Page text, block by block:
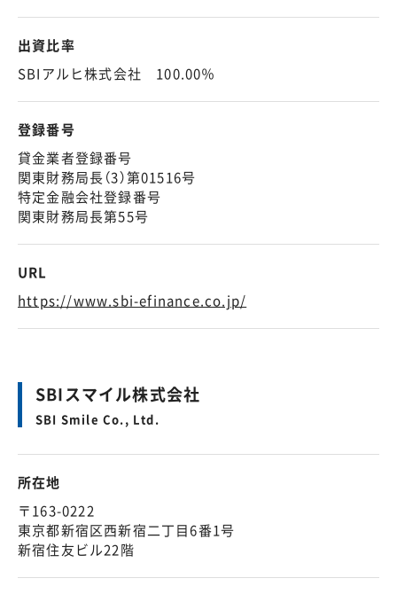
出資比率
SBIアルヒ株式会社 100.00％
登録番号
貸金業者登録番号
関東財務局長（3）第01516号
特定金融会社登録番号
関東財務局長第55号
URL
https://www.sbi-efinance.co.jp/
SBIスマイル株式会社
SBI Smile Co., Ltd.
所在地
〒163-0222
東京都新宿区西新宿二丁目6番1号
新宿住友ビル22階